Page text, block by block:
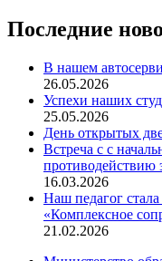
Последние
В нашем
26.05.2026
Успехи наших
25.05.2026
День открытых
Встреча с с
16.03.2026
Наш педагог
«Комплексное
21.02.2026